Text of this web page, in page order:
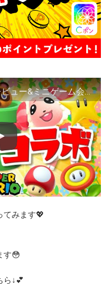
【あつ森】新マリオ家具レビュー&ミニゲーム会場を作ります！【島クリエイト】【あつまれどうぶつの森】
てみます💖
す😳
ら↓💕